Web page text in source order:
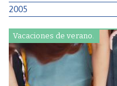
2005
Vacaciones de verano.